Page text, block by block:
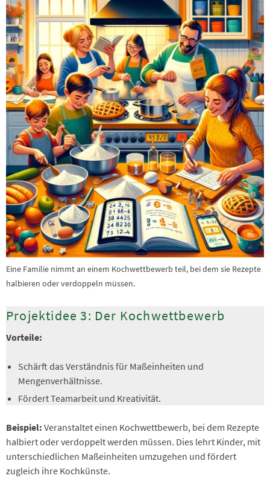
Eine Familie nimmt an einem Kochwettbewerb teil, bei dem sie Rezepte
halbieren oder verdoppeln müssen.
Projektidee 3: Der Kochwettbewerb
Vorteile:
Schärft das Verständnis für Maßeinheiten und
Mengenverhältnisse.
Fördert Teamarbeit und Kreativität.
Beispiel: Veranstaltet einen Kochwettbewerb, bei dem Rezepte
halbiert oder verdoppelt werden müssen. Dies lehrt Kinder, mit
unterschiedlichen Maßeinheiten umzugehen und fördert
zugleich ihre Kochkünste.